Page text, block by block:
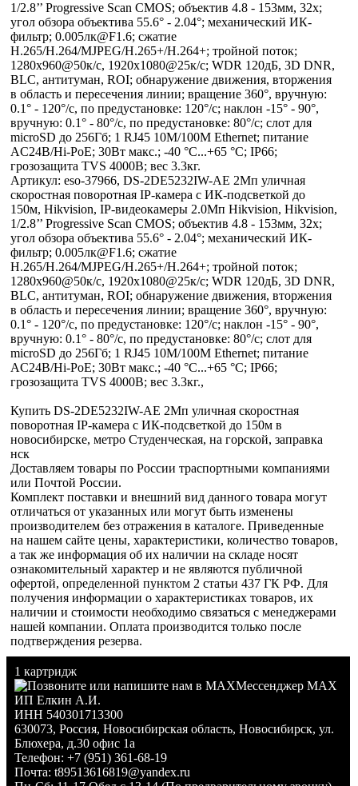
1/2.8’’ Progressive Scan CMOS; объектив 4.8 - 153мм, 32x;
угол обзора объектива 55.6° - 2.04°; механический ИК-
фильтр; 0.005лк@F1.6; сжатие
H.265/H.264/MJPEG/H.265+/H.264+; тройной поток;
1280х960@50к/с, 1920х1080@25к/с; WDR 120дБ, 3D DNR,
BLC, антитуман, ROI; обнаружение движения, вторжения
в область и пересечения линии; вращение 360°, вручную:
0.1° - 120°/с, по предустановке: 120°/с; наклон -15° - 90°,
вручную: 0.1° - 80°/с, по предустановке: 80°/с; слот для
microSD до 256Гб; 1 RJ45 10M/100M Ethernet; питание
AC24В/Hi-PoE; 30Вт макс.; -40 °C...+65 °C; IP66;
грозозащита TVS 4000B; вес 3.3кг.
Артикул: eso-37966, DS-2DE5232IW-AE 2Мп уличная
скоростная поворотная IP-камера с ИК-подсветкой до
150м, Hikvision, IP-видеокамеры 2.0Мп Hikvision, Hikvision,
1/2.8’’ Progressive Scan CMOS; объектив 4.8 - 153мм, 32x;
угол обзора объектива 55.6° - 2.04°; механический ИК-
фильтр; 0.005лк@F1.6; сжатие
H.265/H.264/MJPEG/H.265+/H.264+; тройной поток;
1280х960@50к/с, 1920х1080@25к/с; WDR 120дБ, 3D DNR,
BLC, антитуман, ROI; обнаружение движения, вторжения
в область и пересечения линии; вращение 360°, вручную:
0.1° - 120°/с, по предустановке: 120°/с; наклон -15° - 90°,
вручную: 0.1° - 80°/с, по предустановке: 80°/с; слот для
microSD до 256Гб; 1 RJ45 10M/100M Ethernet; питание
AC24В/Hi-PoE; 30Вт макс.; -40 °C...+65 °C; IP66;
грозозащита TVS 4000B; вес 3.3кг.,
Купить DS-2DE5232IW-AE 2Мп уличная скоростная
поворотная IP-камера с ИК-подсветкой до 150м в
новосибирске, метро Студенческая, на горской, заправка
нск
Доставляем товары по России траспортными компаниями
или Почтой России.
Комплект поставки и внешний вид данного товара могут
отличаться от указанных или могут быть изменены
производителем без отражения в каталоге. Приведенные
на нашем сайте цены, характеристики, количество товаров,
а так же информация об их наличии на складе носят
ознакомительный характер и не являются публичной
офертой, определенной пунктом 2 статьи 437 ГК РФ. Для
получения информации о характеристиках товаров, их
наличии и стоимости необходимо связаться с менеджерами
нашей компании. Оплата производится только после
подтверждения резерва.
1 картридж
Мессенджер MAX
ИП Елкин А.И.
ИНН 540301713300
630073, Россия, Новосибирская область, Новосибирск, ул.
Блюхера, д.30 офис 1а
Телефон: +7 (951) 361-68-19
Почта: t89513616819@yandex.ru